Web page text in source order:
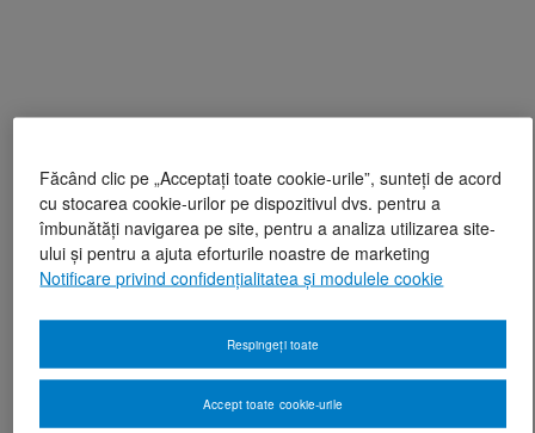
Făcând clic pe „Acceptați toate cookie-urile”, sunteți de acord
cu stocarea cookie-urilor pe dispozitivul dvs. pentru a
îmbunătăți navigarea pe site, pentru a analiza utilizarea site-
ului și pentru a ajuta eforturile noastre de marketing
Notificare privind confidențialitatea și modulele cookie
Respingeți toate
Accept toate cookie-urile